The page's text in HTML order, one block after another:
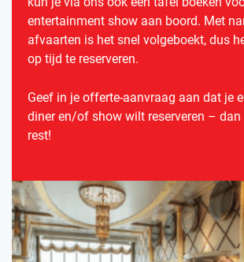
entertainment show aan boord. Met
afvaarten is het snel volgeboekt, dus
op tijd te reserveren.
Geef in je offerte-aanvraag aan dat je
diner en/of show wilt reserveren – dan
rest!